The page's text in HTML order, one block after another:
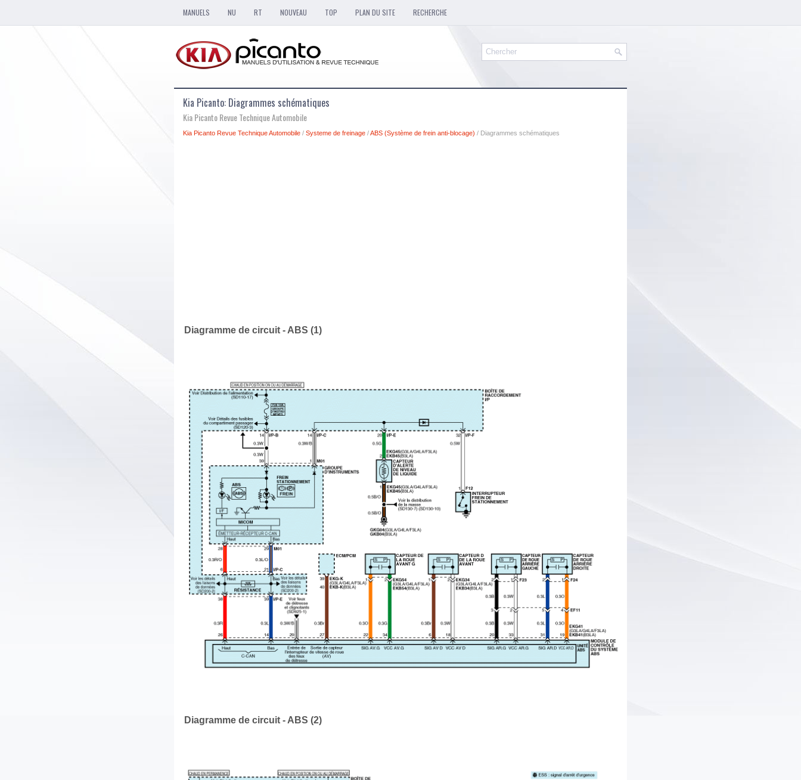
MANUELS NU RT NOUVEAU TOP PLAN DU SITE RECHERCHE
Kia Picanto: Diagrammes schématiques
Kia Picanto Revue Technique Automobile
Kia Picanto Revue Technique Automobile / Systeme de freinage /ABS (Système de frein anti-blocage) / Diagrammes schématiques
Diagramme de circuit - ABS (1)
Diagramme de circuit - ABS (2)